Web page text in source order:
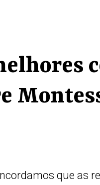
que as